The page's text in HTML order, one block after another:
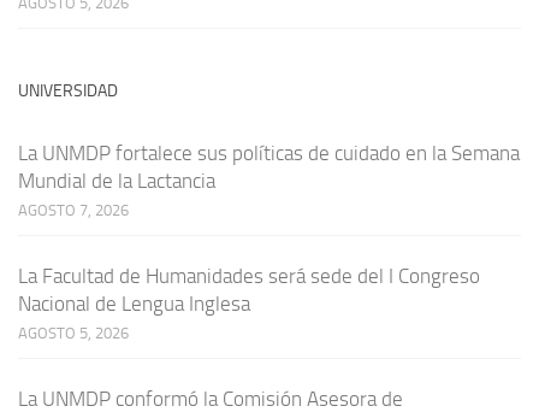
UNIVERSIDAD
La UNMDP fortalece sus políticas de cuidado en la Semana
Mundial de la Lactancia
AGOSTO 7, 2026
La Facultad de Humanidades será sede del I Congreso
Nacional de Lengua Inglesa
AGOSTO 5, 2026
La UNMDP conformó la Comisión Asesora de